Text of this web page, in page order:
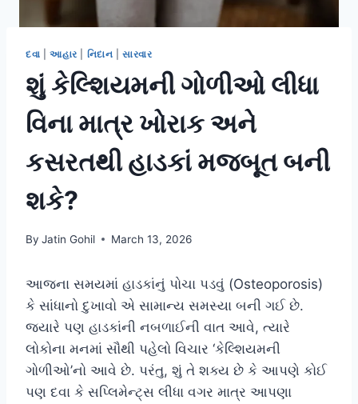
દવા આહાર નિદાન |સારવાર
શું કેલ્શિયમની ગોળીઓ લીધા
વિના માત્ર ખોરાક અને
કસરતથી હાડકાં મજબૂત બની
શકે?
By Jatin Gohil March 13, 2026
આજના સમયમાં હાડકાંનું પોચા પડવું (Osteoporosis)
કે સાંધાનો દુખાવો એ સામાન્ય સમસ્યા બની ગઈ છે.
જ્યારે પણ હાડકાંની નબળાઈની વાત આવે, ત્યારે
લોકોના મનમાં સૌથી પહેલો વિચાર ‘કેલ્શિયમની
ગોળીઓ’નો આવે છે. પરંતુ, શું તે શક્ય છે કે આપણે કોઈ
પણ દવા કે સપ્લિમેન્ટ્સ લીધા વગર માત્ર આપણા